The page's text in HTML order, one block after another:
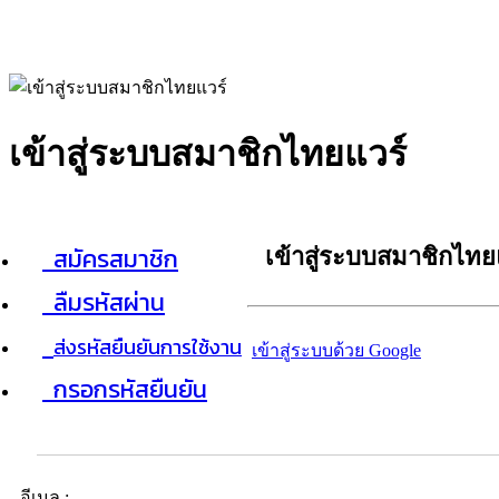
เข้าสู่ระบบสมาชิกไทยแวร์
สมัครสมาชิก
ลืมรหัสผ่าน
ส่งรหัสยืนยันการใช้งาน
กรอกรหัสยืนยัน
เข้าสู่ระบบสมาชิกไท
เข้าสู่ระบบด้วย Google